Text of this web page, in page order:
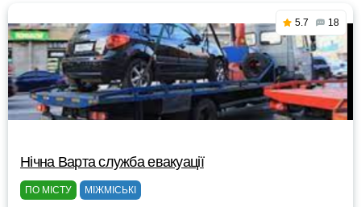
5.7 18
Нічна Варта служба евакуації
ПО МІСТУ МІЖМІСЬКІ